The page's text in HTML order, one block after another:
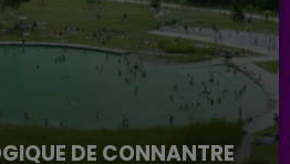
DE CONNANTRE